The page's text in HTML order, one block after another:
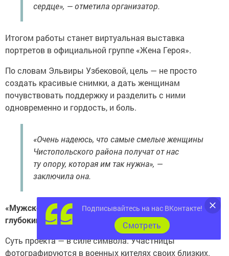
сердце», — отметила организатор.
Итогом работы станет виртуальная выставка
портретов в официальной группе «Жена Героя».
По словам Эльвиры Узбековой, цель — не просто
создать красивые снимки, а дать женщинам
почувствовать поддержку и разделить с ними
одновременно и гордость, и боль.
«Очень надеюсь, что самые смелые женщины
Чистопольского района получат от нас
ту опору, которая им так нужна», —
заключила она.
«Мужской китель на женских плечах — это очень
глубокий образ»
Суть проекта — в силе символа. Участницы
фотографируются в военных кителях своих близких.
Подписывайтесь на нас ВКонтакте!
Cмотреть